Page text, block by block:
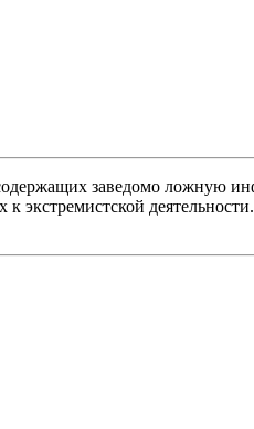
заведомо ложную
экстремистской